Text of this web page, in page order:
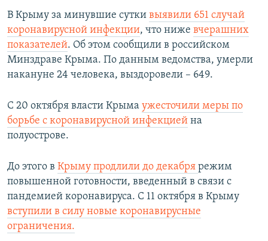
В Крыму за минувшие сутки выявили 651 случай
коронавирусной инфекции, что ниже вчерашних
показателей. Об этом сообщили в российском
Минздраве Крыма. По данным ведомства, умерли
накануне 24 человека, выздоровели – 649.
С 20 октября власти Крыма ужесточили меры по
борьбе с коронавирусной инфекцией на
полуострове.
До этого в Крыму продлили до декабря режим
повышенной готовности, введенный в связи с
пандемией коронавируса. С 11 октября в Крыму
вступили в силу новые коронавирусные
ограничения.